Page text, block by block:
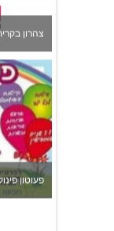
צהרון
פעוטון